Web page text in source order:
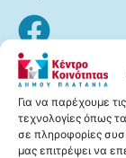
Για να παρέχουμε
τεχνολογίες όπως
σε πληροφορίες
μας επιτρέψει να
Δομή